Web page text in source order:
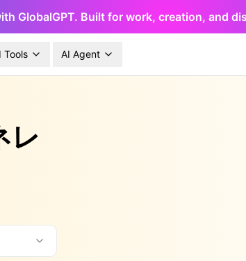
GlobalGPT. Built for work, creation, and
Tools AI Agent
レ